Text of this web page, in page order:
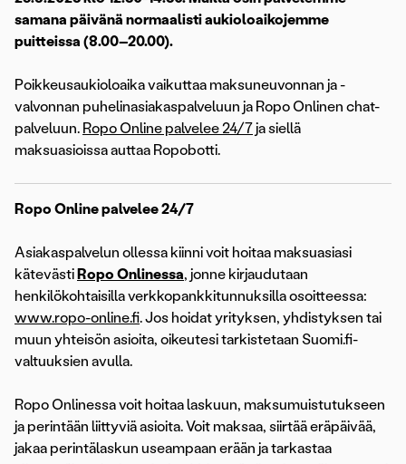
samana päivänä normaalisti aukioloaikojemme
puitteissa (8.00–20.00).
Poikkeusaukioloaika vaikuttaa maksuneuvonnan ja -
valvonnan puhelinasiakaspalveluun ja Ropo Onlinen chat-
palveluun. Ropo Online palvelee 24/7ja siellä
maksuasioissa auttaa Ropobotti.
Ropo Online palvelee 24/7
Asiakaspalvelun ollessa kiinni voit hoitaa maksuasiasi
kätevästi Ropo Onlinessa, jonne kirjaudutaan
henkilökohtaisilla verkkopankkitunnuksilla osoitteessa:
www.ropo-online.fi. Jos hoidat yrityksen, yhdistyksen tai
muun yhteisön asioita, oikeutesi tarkistetaan Suomi.fi-
valtuuksien avulla.
Ropo Onlinessa voit hoitaa laskuun, maksumuistutukseen
ja perintään liittyviä asioita. Voit maksaa, siirtää eräpäivää,
jakaa perintälaskun useampaan erään ja tarkastaa